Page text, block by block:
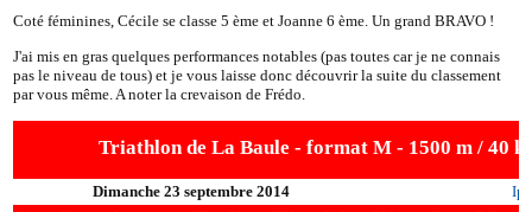
Coté féminines, Cécile se classe 5 ème et Joanne 6 ème. Un grand BRAVO !
J'ai mis en gras quelques performances notables (pas toutes car je ne connais
pas le niveau de tous) et je vous laisse donc découvrir la suite du classement
par vous même. A noter la crevaison de Frédo.
Triathlon de La Baule - format M - 1500 m / 40
Dimanche 23 septembre 2014